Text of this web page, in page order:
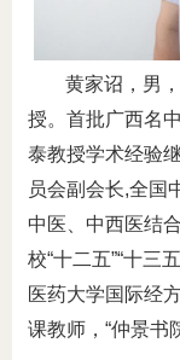
黄家诏，男
授。首批广西名
泰教授学术经验
员会副会长,全国
中医、中西医结
校“十二五”“十三
医药大学国际经
课教师，“仲景书